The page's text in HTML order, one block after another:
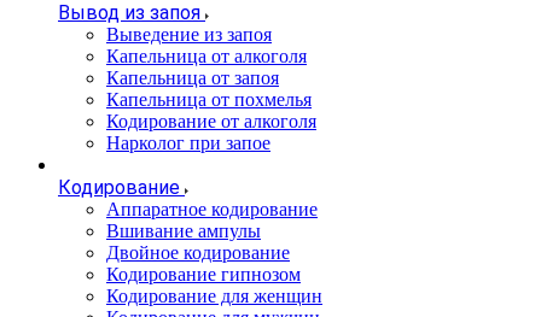
Вывод из запоя
Выведение из запоя
Капельница от алкоголя
Капельница от запоя
Капельница от похмелья
Кодирование от алкоголя
Нарколог при запое
Кодирование
Аппаратное кодирование
Вшивание ампулы
Двойное кодирование
Кодирование гипнозом
Кодирование для женщин